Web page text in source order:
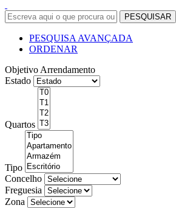
PESQUISA AVANÇADA
ORDENAR
Objetivo Arrendamento
Estado
Quartos
Tipo
Concelho
Freguesia
Zona